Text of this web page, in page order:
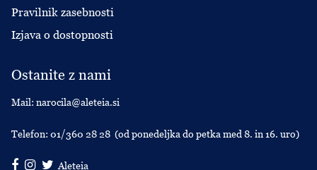
Pravilnik zasebnosti
Izjava o dostopnosti
Ostanite z nami
Mail: narocila@aleteia.si
Telefon: 01/360 28 28 (od ponedeljka do petka med 8. in 16. uro)
Aleteia